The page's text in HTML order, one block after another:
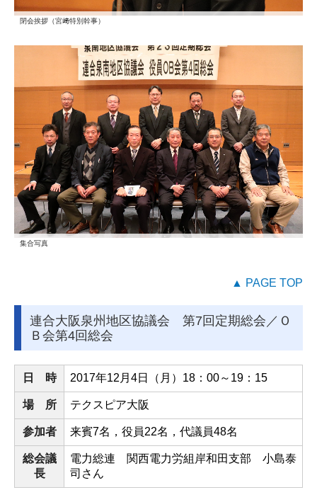
閉会挨拶（宮﨑特別幹事）
集合写真
▲ PAGE TOP
連合大阪泉州地区協議会 第7回定期総会／Ｏ
Ｂ会第4回総会
日 時 2017年12月4日（月） 18 ： 00～ 19 ：15
場 所 テクスピア大阪
参加者 来賓7名，役員22名，代議員48名
総会議
長
電力総連 関西電力労組岸和田支部 小島泰
司さん